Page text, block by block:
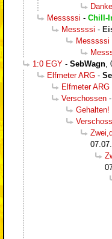
Messsssi - Chill-
Messsssi -
Messsssi
1:0 EGY - SebWagn
Elfmeter ARG -
Elfmeter ARG
Verschossen -
Gehalten!